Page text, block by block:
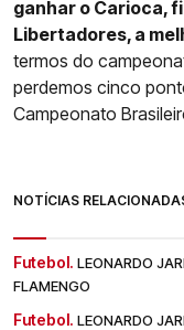
ganhar o Carioca,
Libertadores, a
termos do
perdemos cinco
Campeonato
NOTÍCIAS
Futebol. LEONARDO
FLAMENGO
Futebol. LEONARDO